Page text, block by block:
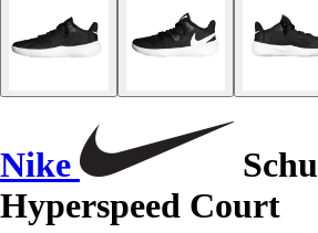
Nike
Hyperspeed Court